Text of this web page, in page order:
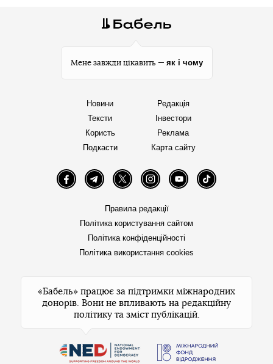
Мене завжди цікавить — як і чому
Новини
Тексти
Користь
Подкасти
Редакція
Інвестори
Реклама
Карта сайту
FacebookTelegramTwitter InstagramYouTube TikTok
Правила редакції
Політика користування сайтом
Політика конфіденційності
Політика використання cookies
«Бабель» працює за підтримки міжнародних
донорів. Вони не впливають на редакційну
політику та зміст публікацій.